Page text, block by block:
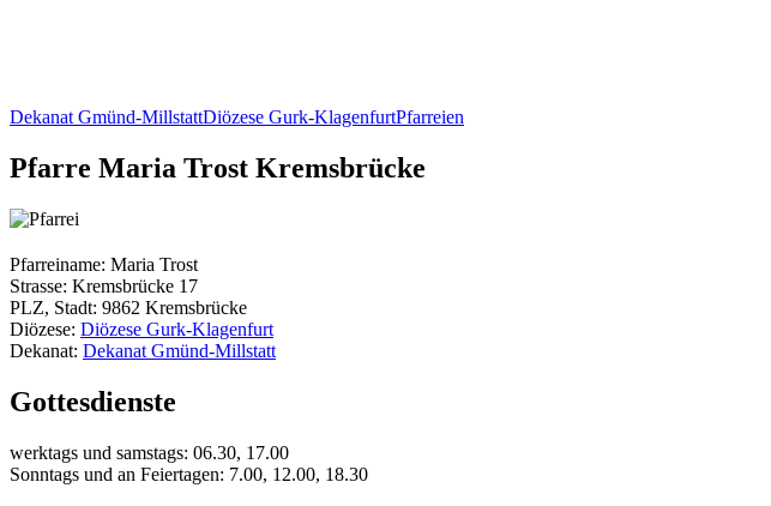
Dekanat Gmünd-MillstattDiözese Gurk-KlagenfurtPfarreien
Pfarre Maria Trost Kremsbrücke
Pfarreiname: Maria Trost
Strasse: Kremsbrücke 17
PLZ, Stadt: 9862 Kremsbrücke
Diözese: Diözese Gurk-Klagenfurt
Dekanat: Dekanat Gmünd-Millstatt
Gottesdienste
werktags und samstags: 06.30, 17.00
Sonntags und an Feiertagen: 7.00, 12.00, 18.30